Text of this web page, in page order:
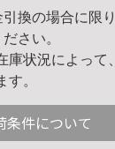
換の場合に限
さい。
状況によって
。
条件について